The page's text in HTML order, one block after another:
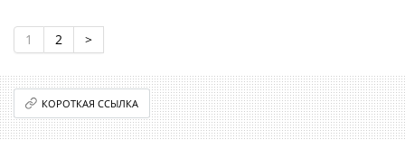
1 2 >
КОРОТКАЯ ССЫЛКА